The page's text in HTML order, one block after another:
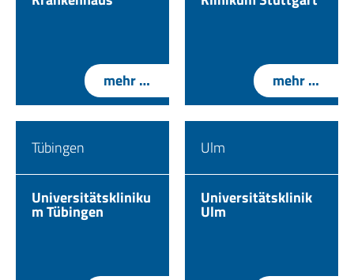
mehr … mehr …
Tübingen
Universitätskliniku
m Tübingen
Ulm
Universitätsklinik
Ulm